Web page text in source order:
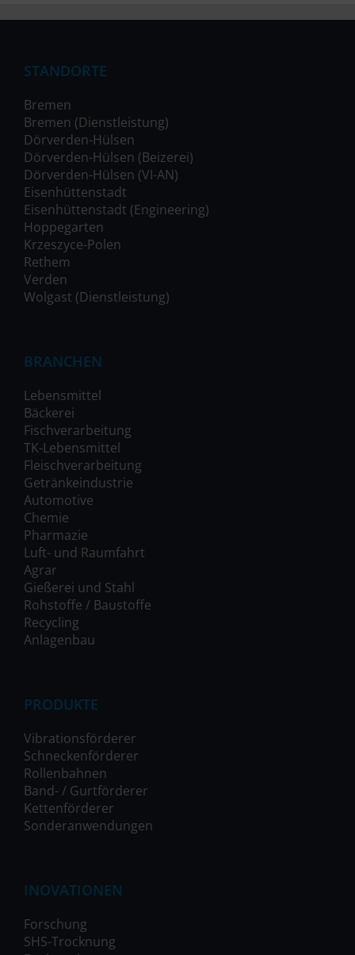
STANDORTE
Bremen
Bremen (Dienstleistung)
Dörverden-Hülsen
Dörverden-Hülsen (Beizerei)
Dörverden-Hülsen (VI-AN)
Eisenhüttenstadt
Eisenhüttenstadt (Engineering)
Hoppegarten
Krzeszyce-Polen
Rethem
Verden
Wolgast (Dienstleistung)
BRANCHEN
Lebensmittel
Bäckerei
Fischverarbeitung
TK-Lebensmittel
Fleischverarbeitung
Getränkeindustrie
Automotive
Chemie
Pharmazie
Luft- und Raumfahrt
Agrar
Gießerei und Stahl
Rohstoffe / Baustoffe
Recycling
Anlagenbau
PRODUKTE
Vibrationsförderer
Schneckenförderer
Rollenbahnen
Band- / Gurtförderer
Kettenförderer
Sonderanwendungen
INOVATIONEN
Forschung
SHS-Trocknung